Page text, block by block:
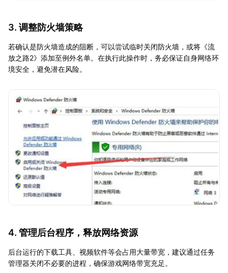
3. 调整防火墙策略
若确认是防火墙造成的阻断，可以尝试临时关闭防火墙，或将《流
放之路2》添加至例外名单。在执行此操作时，务必保证自身网络环
境安全，避免潜在风险。
4. 管理后台程序，释放网络资源
后台运行的下载工具、视频软件等会占用大量带宽，建议通过任务
管理器关闭不必要的进程，确保游戏网络带宽充足。